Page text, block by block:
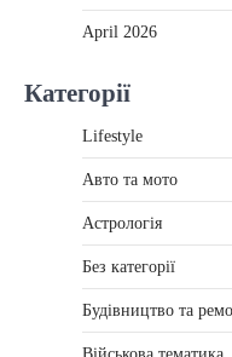
April 2026
Категорії
Lifestyle
Авто та мото
Астрологія
Без категорії
Будівництво та